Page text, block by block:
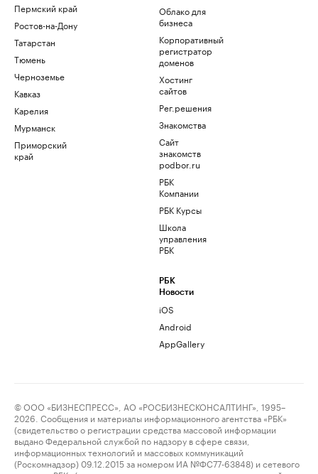
Пермский край
Ростов-на-Дону
Татарстан
Тюмень
Черноземье
Кавказ
Карелия
Мурманск
Приморский
край
Облако для
бизнеса
Корпоративный
регистратор
доменов
Хостинг
сайтов
Рег.решения
Знакомства
Сайт
знакомств
podbor.ru
РБК
Компании
РБК Курсы
Школа
управления
РБК
РБК
Новости
iOS
Android
AppGallery
© ООО «БИЗНЕСПРЕСС», АО «РОСБИЗНЕСКОНСАЛТИНГ», 1995–
2026. Сообщения и материалы информационного агентства «РБК»
(свидетельство о регистрации средства массовой информации
выдано Федеральной службой по надзору в сфере связи,
информационных технологий и массовых коммуникаций
(Роскомнадзор) 09.12.2015 за номером ИА №ФС77-63848) и сетевого